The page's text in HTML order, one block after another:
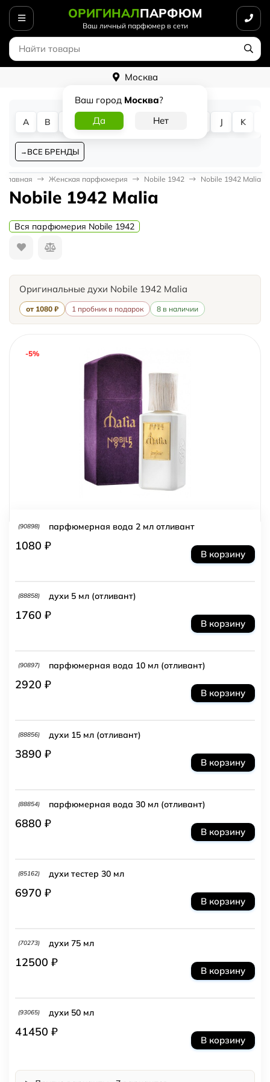
ОРИГИНАЛПАРФЮМ
Ваш личный парфюмер в сети
Москва
Ваш город Москва?
A B D G J K
ВСЕ БРЕНДЫ
Главная Женская парфюмерия Nobile 1942 Nobile 1942 Malia
Nobile 1942 Malia
Вся парфюмерия Nobile 1942
Оригинальные духи Nobile 1942 Malia
от 1080 ₽ 1 пробник в подарок 8 в наличии
-5%
(90898) парфюмерная вода 2 мл отливант
1080 ₽
В корзину
(88858) духи 5 мл (отливант)
1760 ₽
В корзину
(90897) парфюмерная вода 10 мл (отливант)
2920 ₽
В корзину
(88856) духи 15 мл (отливант)
3890 ₽
В корзину
(88854) парфюмерная вода 30 мл (отливант)
6880 ₽
В корзину
(85162) духи тестер 30 мл
6970 ₽
В корзину
(70273) духи 75 мл
12500 ₽
В корзину
(93065) духи 50 мл
41450 ₽
В корзину